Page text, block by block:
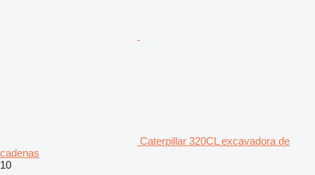
Caterpillar 320CL excavadora de
cadenas
10